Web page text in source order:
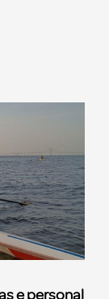
e personal